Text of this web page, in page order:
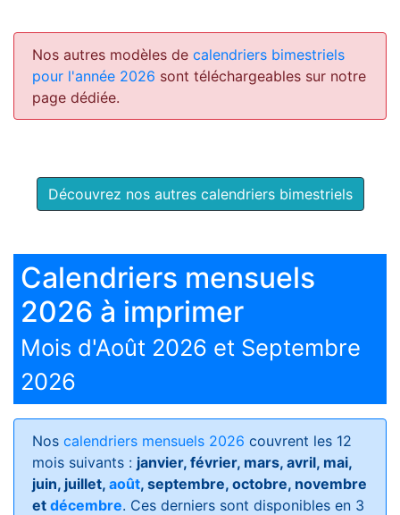
Nos autres modèles de calendriers bimestriels
pour l'année 2026 sont téléchargeables sur notre
page dédiée.
Découvrez nos autres calendriers bimestriels
Calendriers mensuels
2026 à imprimer
Mois d'Août 2026 et Septembre
2026
Nos calendriers mensuels 2026 couvrent les 12
mois suivants : janvier, février, mars, avril, mai,
juin, juillet, août, septembre, octobre, novembre
et décembre. Ces derniers sont disponibles en 3